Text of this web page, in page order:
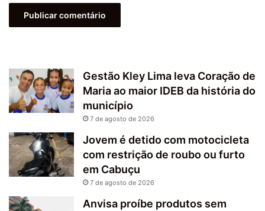
Gestão Kley Lima leva Coração de
Maria ao maior IDEB da história do
município
7 de agosto de 2026
Jovem é detido com motocicleta
com restrição de roubo ou furto
em Cabuçu
7 de agosto de 2026
Anvisa proíbe produtos sem